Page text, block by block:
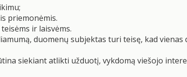
priemonėmis.
ir laisvėms.
duomenų subjektas turi teisę, kad
siekiant atlikti užduotį, vykdomą viešojo